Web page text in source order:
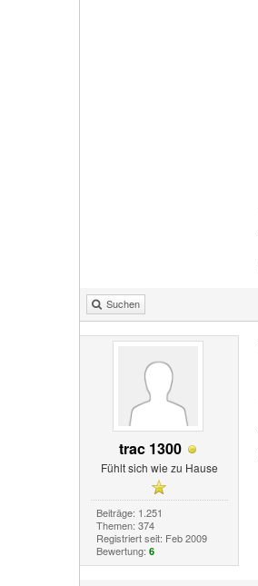
Suchen
trac 1300
Fühlt sich wie zu Hause
Beiträge: 1.251
Themen: 374
Registriert seit: Feb 2009
Bewertung: 6